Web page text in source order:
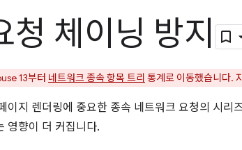
청 체이닝 방지
13부터 네트워크 종속 항목 트리 통계로 이동했습니다.
이지 렌더링에 중요한 종속 네트워크 요청의 시
영향이 더 커집니다.